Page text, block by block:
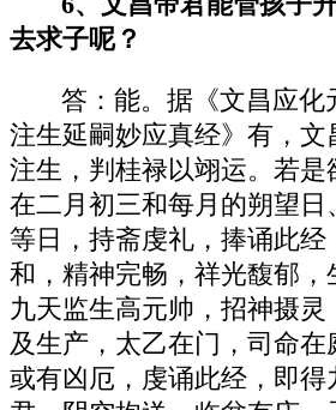
去求子呢？
答：能。据《文昌应化
注生延嗣妙应真经》有，文
注生，判桂禄以翊运。若是
在二月初三和每月的朔望日
等日，持斋虔礼，捧诵此经
和，精神完畅，祥光馥郁，
九天监生高元帅，招神摄灵
及生产，太乙在门，司命在
或有凶厄，虔诵此经，即得